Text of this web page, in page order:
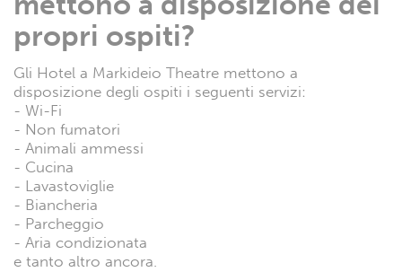
propri ospiti?
Gli Hotel a Markideio Theatre mettono a
disposizione degli ospiti i seguenti servizi:
- Wi-Fi
- Non fumatori
- Animali ammessi
- Cucina
- Lavastoviglie
- Biancheria
- Parcheggio
- Aria condizionata
e tanto altro ancora.